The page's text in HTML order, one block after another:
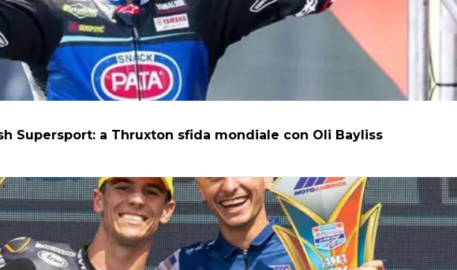
Supersport: a Thruxton sfida mondiale con Oli Bayliss